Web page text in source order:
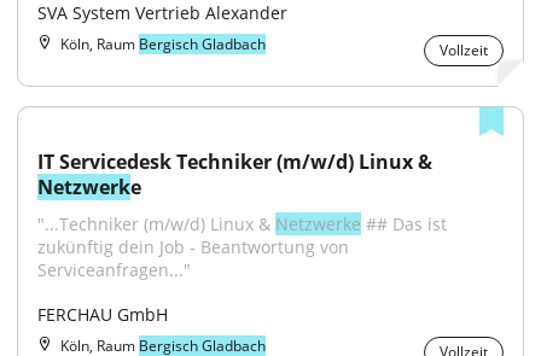
SVA System Vertrieb Alexander
Köln, Raum Bergisch Gladbach Vollzeit
Netzwerke
"...Techniker (m/w/d) Linux & Netzwerke ## Das ist
zukünftig dein Job - Beantwortung von
Serviceanfragen..."
FERCHAU GmbH
Köln, Raum Bergisch Gladbach Vollzeit